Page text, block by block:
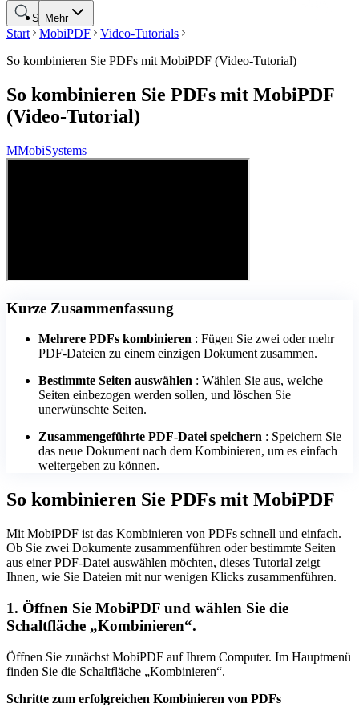
Mehr
Suche
Start MobiPDF
Video-Tutorials
So kombinieren Sie PDFs mit MobiPDF (Video-Tutorial)
So kombinieren Sie PDFs mit MobiPDF
(Video-Tutorial)
MMobiSystems
Kurze Zusammenfassung
Mehrere PDFs kombinieren : Fügen Sie zwei oder mehr
PDF-Dateien zu einem einzigen Dokument zusammen.
Bestimmte Seiten auswählen : Wählen Sie aus, welche
Seiten einbezogen werden sollen, und löschen Sie
unerwünschte Seiten.
Zusammengeführte PDF-Datei speichern : Speichern Sie
das neue Dokument nach dem Kombinieren, um es einfach
weitergeben zu können.
So kombinieren Sie PDFs mit MobiPDF
Mit MobiPDF ist das Kombinieren von PDFs schnell und einfach.
Ob Sie zwei Dokumente zusammenführen oder bestimmte Seiten
aus einer PDF-Datei auswählen möchten, dieses Tutorial zeigt
Ihnen, wie Sie Dateien mit nur wenigen Klicks zusammenführen.
1. Öffnen Sie MobiPDF und wählen Sie die
Schaltfläche „Kombinieren“.
Öffnen Sie zunächst MobiPDF auf Ihrem Computer. Im Hauptmenü
finden Sie die Schaltfläche „Kombinieren“.
Schritte zum erfolgreichen Kombinieren von PDFs